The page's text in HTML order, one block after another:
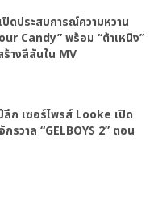
ปิดประสบการณ์ความหวาน
Candy” พร้อม “ต้าเหนิง”
ร้างสีสันใน MV
ก เซอร์ไพรส์ Looke เปิด
กรวาล “GELBOYS 2” ตอน